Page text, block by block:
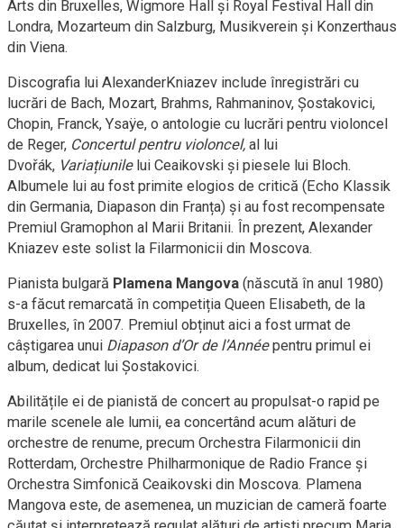
Arts din Bruxelles, Wigmore Hall și Royal Festival Hall din
Londra, Mozarteum din Salzburg, Musikverein și Konzerthaus
din Viena.
Discografia lui AlexanderKniazev include înregistrări cu
lucrări de Bach, Mozart, Brahms, Rahmaninov, Șostakovici,
Chopin, Franck, Ysaÿe, o antologie cu lucrări pentru violoncel
de Reger, Concertul pentru violoncel, al lui
Dvořák, Variațiunilelui Ceaikovski și piesele lui Bloch.
Albumele lui au fost primite elogios de critică (Echo Klassik
din Germania, Diapason din Franța) și au fost recompensate
Premiul Gramophon al Marii Britanii. În prezent, Alexander
Kniazev este solist la Filarmonicii din Moscova.
Pianista bulgară Plamena Mangova (născută în anul 1980)
s-a făcut remarcată în competiția Queen Elisabeth, de la
Bruxelles, în 2007. Premiul obținut aici a fost urmat de
câștigarea unui Diapason d’Or de l’Annéepentru primul ei
album, dedicat lui Șostakovici.
Abilitățile ei de pianistă de concert au propulsat-o rapid pe
marile scenele ale lumii, ea concertând acum alături de
orchestre de renume, precum Orchestra Filarmonicii din
Rotterdam, Orchestre Philharmonique de Radio France și
Orchestra Simfonică Ceaikovski din Moscova. Plamena
Mangova este, de asemenea, un muzician de cameră foarte